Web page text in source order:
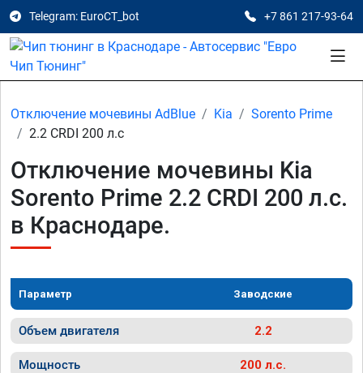
Telegram: EuroCT_bot +7 861 217-93-64
Отключение мочевины AdBlue Kia
Sorento Prime
2.2 CRDI 200 л.с
Отключение мочевины Kia
Sorento Prime 2.2 CRDI 200 л.с.
в Краснодаре.
Параметр Заводские
Объем двигателя 2.2
Мощность 200 л.с.